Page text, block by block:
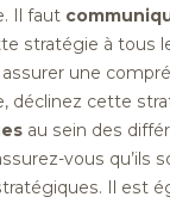
Il faut
stratégie à tous
assurer une
déclinez cette
au sein des
vous qu’ils
Il est